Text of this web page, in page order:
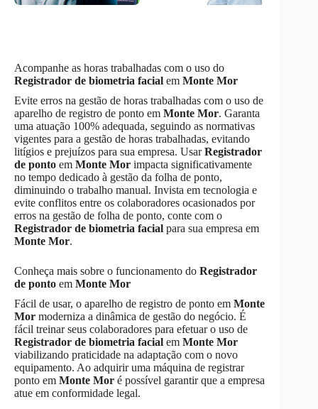
Acompanhe as horas trabalhadas com o uso do
Registrador de biometria facial em Monte Mor
Evite erros na gestão de horas trabalhadas com o uso de
aparelho de registro de ponto em Monte Mor. Garanta
uma atuação 100% adequada, seguindo as normativas
vigentes para a gestão de horas trabalhadas, evitando
litígios e prejuízos para sua empresa. UsarRegistrador
de ponto em Monte Mor impacta significativamente
no tempo dedicado à gestão da folha de ponto,
diminuindo o trabalho manual. Invista em tecnologia e
evite conflitos entre os colaboradores ocasionados por
erros na gestão de folha de ponto, conte com o
Registrador de biometria facial para sua empresa em
Monte Mor.
Conheça mais sobre o funcionamento do Registrador
de ponto em Monte Mor
Fácil de usar, o aparelho de registro de ponto em Monte
Mor moderniza a dinâmica de gestão do negócio. É
fácil treinar seus colaboradores para efetuar o uso de
Registrador de biometria facial em Monte Mor
viabilizando praticidade na adaptação com o novo
equipamento. Ao adquirir uma máquina de registrar
ponto em Monte Mor é possível garantir que a empresa
atue em conformidade legal.